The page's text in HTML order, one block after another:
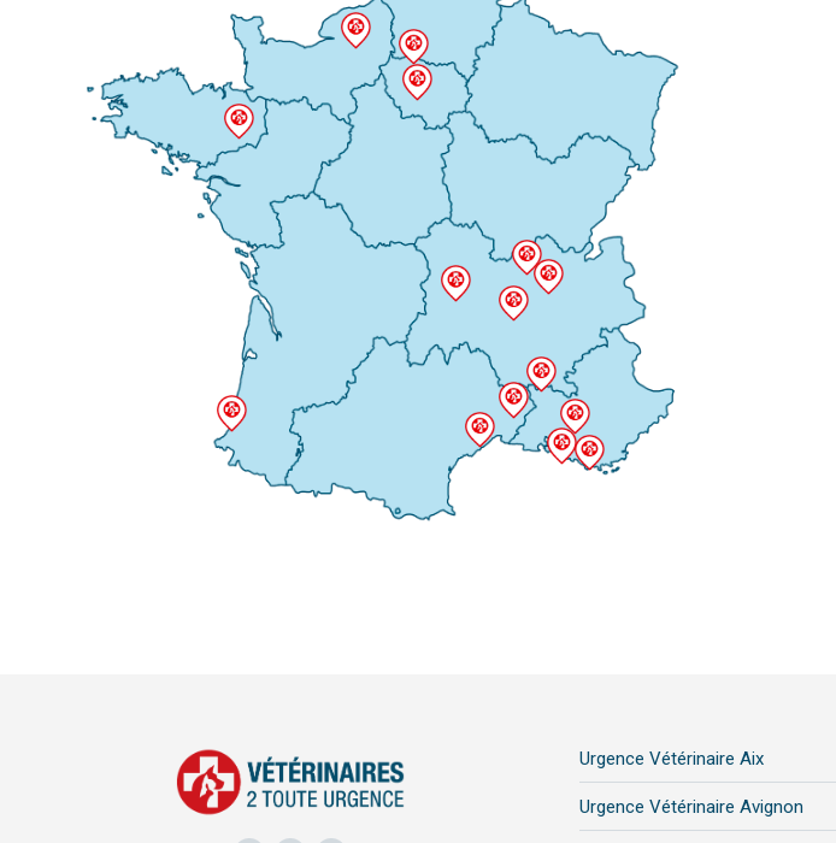
Urgence Vétérinaire Aix
Urgence Vétérinaire Avignon